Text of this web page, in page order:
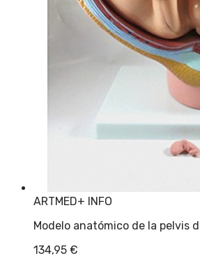
ARTMED+ INFO
Modelo anatómico de la pelvis
134,95 €